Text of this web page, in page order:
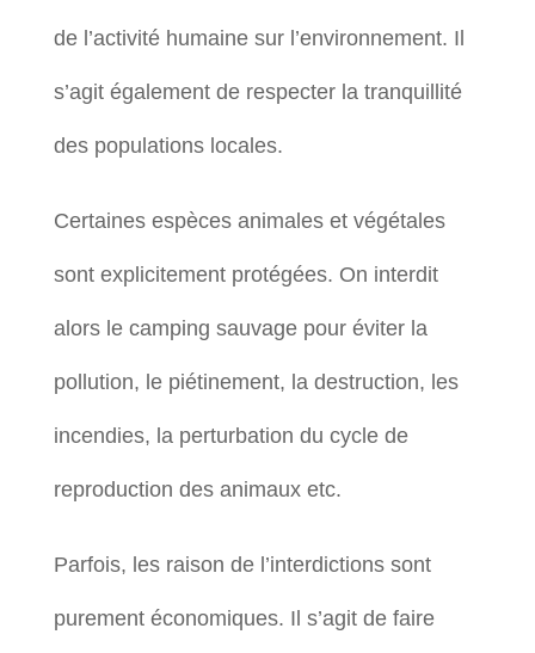
de l’activité humaine sur l’environnement. Il
s’agit également de respecter la tranquillité
des populations locales.
Certaines espèces animales et végétales
sont explicitement protégées. On interdit
alors le camping sauvage pour éviter la
pollution, le piétinement, la destruction, les
incendies, la perturbation du cycle de
reproduction des animaux etc.
Parfois, les raison de l’interdictions sont
purement économiques. Il s’agit de faire